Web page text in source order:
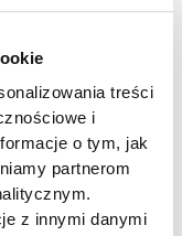
treści
i
o tym, jak
partnerom
z innymi danymi
ramach